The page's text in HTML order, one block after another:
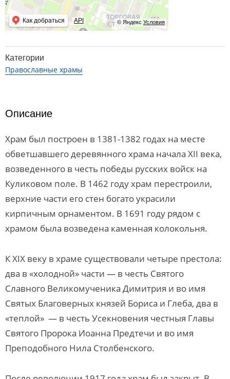
© Яндекс Условия
Как добраться API
Категории
Православные храмы
Описание
Храм был построен в 1381-1382 годах на месте
обветшавшего деревянного храма начала XII века,
возведенного в честь победы русских войск на
Куликовом поле. В 1462 году храм перестроили,
верхние части его стен богато украсили
кирпичным орнаментом. В 1691 году рядом с
храмом была возведена каменная колокольня.
К XIX веку в храме существовали четыре престола:
два в «холодной» части — в честь Святого
Славного Великомученика Димитрия и во имя
Святых Благоверных князей Бориса и Глеба, два в
«теплой» — в честь Усекновения честныя Главы
Святого Пророка Иоанна Предтечи и во имя
Преподобного Нила Столбенского.